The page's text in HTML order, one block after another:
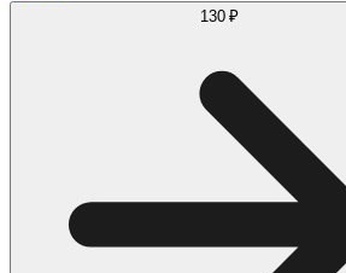
130 ₽